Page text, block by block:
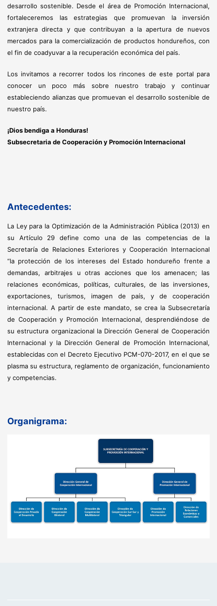
desarrollo sostenible. Desde el área de Promoción Internacional,
fortaleceremos las estrategias que promuevan la inversión
extranjera directa y que contribuyan a la apertura de nuevos
mercados para la comercialización de productos hondureños, con
el fin de coadyuvar a la recuperación económica del país.
Los invitamos a recorrer todos los rincones de este portal para
conocer un poco más sobre nuestro trabajo y continuar
estableciendo alianzas que promuevan el desarrollo sostenible de
nuestro país.
¡Dios bendiga a Honduras!
Subsecretaria de Cooperación y Promoción Internacional
Antecedentes:
La Ley para la Optimización de la Administración Pública (2013) en
su Artículo 29 define como una de las competencias de la
Secretaría de Relaciones Exteriores y Cooperación Internacional
“la protección de los intereses del Estado hondureño frente a
demandas, arbitrajes u otras acciones que los amenacen; las
relaciones económicas, políticas, culturales, de las inversiones,
exportaciones, turismos, imagen de país, y de cooperación
internacional. A partir de este mandato, se crea la Subsecretaría
de Cooperación y Promoción Internacional, desprendiéndose de
su estructura organizacional la Dirección General de Cooperación
Internacional y la Dirección General de Promoción Internacional,
establecidas con el Decreto Ejecutivo PCM-070-2017, en el que se
plasma su estructura, reglamento de organización, funcionamiento
y competencias.
Organigrama: